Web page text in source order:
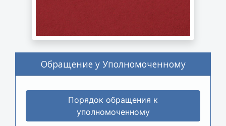
Обращение у Уполномоченному
Порядок обращения к
уполномоченному